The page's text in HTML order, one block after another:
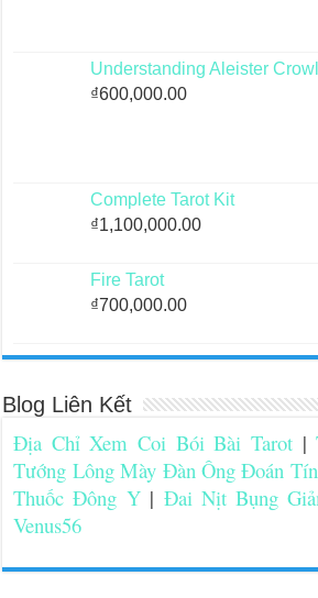
Understanding Aleister
₫600,000.00
Complete Tarot Kit
₫1,100,000.00
Fire Tarot
₫700,000.00
Blog Liên Kết
Địa Chỉ Xem Coi Bói Bài Tarot |
Tướng Lông Mày Đàn Ông Đoán
Thuốc Đông Y| Đai Nịt Bụng
Venus56